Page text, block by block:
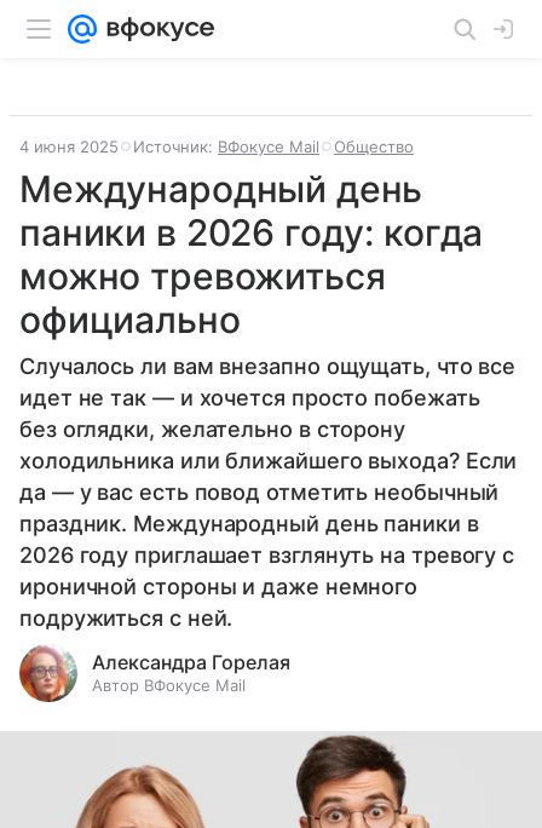
4 июня 2025 Источник: ВФокусе Mail Общество
Международный день
паники в 2026 году: когда
можно тревожиться
официально
Случалось ли вам внезапно ощущать, что все
идет не так — и хочется просто побежать
без оглядки, желательно в сторону
холодильника или ближайшего выхода? Если
да — у вас есть повод отметить необычный
праздник. Международный день паники в
2026 году приглашает взглянуть на тревогу с
ироничной стороны и даже немного
подружиться с ней.
Александра Горелая
Автор ВФокусе Mail